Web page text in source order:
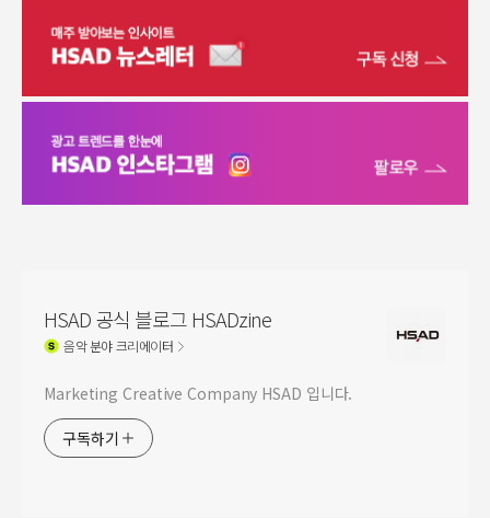
HSAD 공식 블로그 HSADzine
음악분야 크리에이터
Marketing Creative Company HSAD 입니다.
구독하기